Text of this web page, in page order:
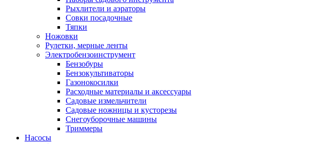
Рыхлители и аэраторы
Совки посадочные
Тяпки
Ножовки
Рулетки, мерные ленты
Электробензоинструмент
Бензобуры
Бензокультиваторы
Газонокосилки
Расходные материалы и аксессуары
Садовые измельчители
Садовые ножницы и кусторезы
Снегоуборочные машины
Триммеры
Насосы